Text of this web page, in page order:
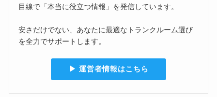
目線で「本当に役立つ情報」を発信しています。
安さだけでない、あなたに最適なトランクルーム選び
を全力でサポートします。
▶︎ 運営者情報はこちら